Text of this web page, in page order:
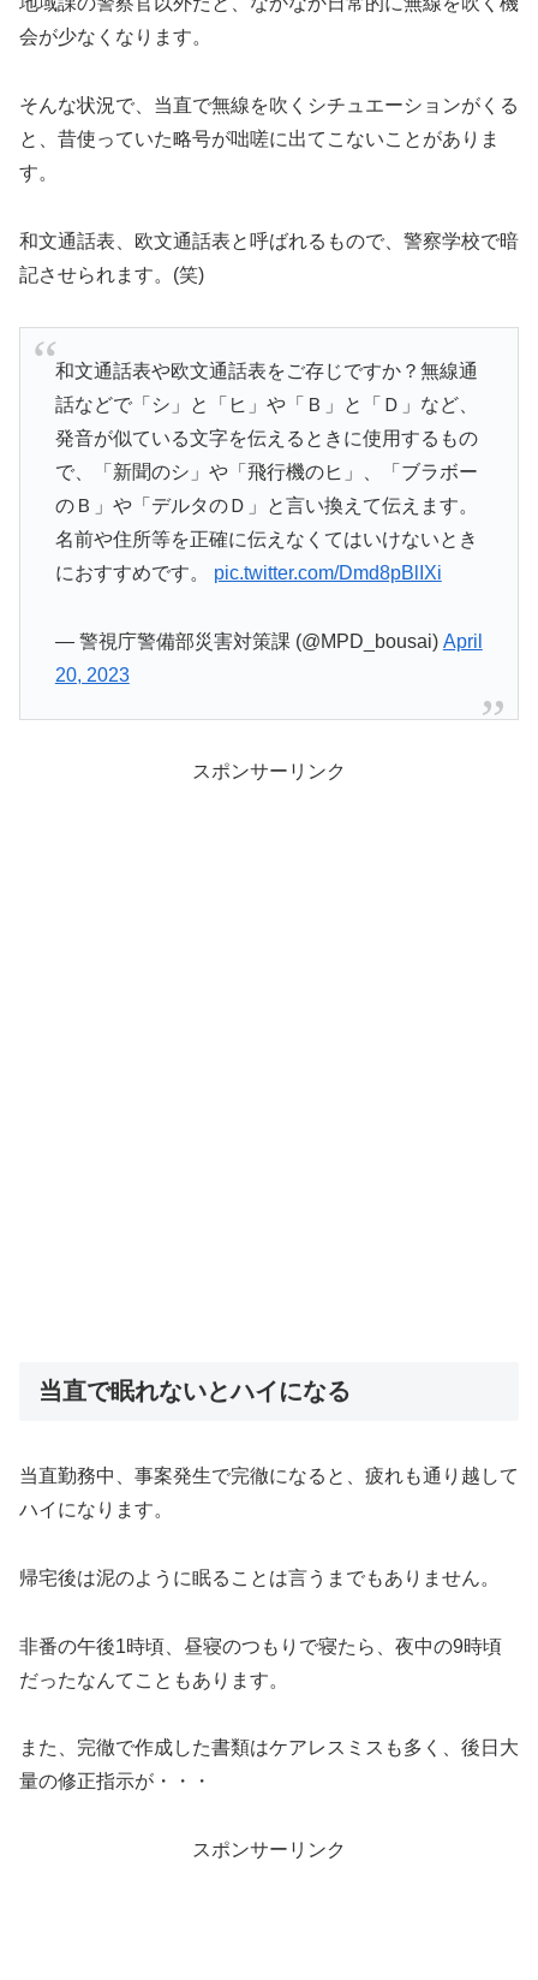
会が少なくなります。
そんな状況で、当直で無線を吹くシチュエーションがくる
と、昔使っていた略号が咄嗟に出てこないことがありま
す。
和文通話表、欧文通話表と呼ばれるもので、警察学校で暗
記させられます。(笑)
和文通話表や欧文通話表をご存じですか？無線通
話などで「シ」と「ヒ」や「Ｂ」と「Ｄ」など、
発音が似ている文字を伝えるときに使用するもの
で、「新聞のシ」や「飛行機のヒ」、「ブラボー
のＢ」や「デルタのＤ」と言い換えて伝えます。
名前や住所等を正確に伝えなくてはいけないとき
におすすめです。 pic.twitter.com/Dmd8pBlIXi
— 警視庁警備部災害対策課 (@MPD_bousai) April
20, 2023
スポンサーリンク
当直で眠れないとハイになる
当直勤務中、事案発生で完徹になると、疲れも通り越して
ハイになります。
帰宅後は泥のように眠ることは言うまでもありません。
非番の午後1時頃、昼寝のつもりで寝たら、夜中の9時頃
だったなんてこともあります。
また、完徹で作成した書類はケアレスミスも多く、後日大
量の修正指示が・・・
スポンサーリンク